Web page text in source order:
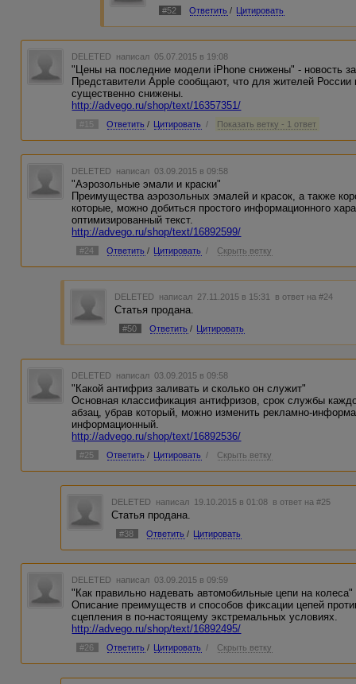
#52 Ответить / Цитировать
DELETED написал 05.07.2015 в 19:08
"Цены на последние модели iPhone снижены" -
Представители Apple сообщают, что для жителей
существенно снижены.
http://advego.ru/shop/text/16357351/
#15 Ответить / Цитировать / Показать ветку - 1 ответ
DELETED написал 03.09.2015 в 09:58
"Аэрозольные эмали и краски"
Преимущества аэрозольных эмалей и красок, а также
которые, можно добиться простого информационного
оптимизированный текст.
http://advego.ru/shop/text/16892599/
#24 Ответить / Цитировать / Скрыть ветку
DELETED написал 27.11.2015 в 15:31 в ответ на #24
Статья продана.
#50 Ответить / Цитировать
DELETED написал 03.09.2015 в 09:58
"Какой антифриз заливать и сколько он служит"
Основная классификация антифризов, срок службы
абзац, убрав который, можно изменить рекламно-
информационный.
http://advego.ru/shop/text/16892536/
#25 Ответить / Цитировать / Скрыть ветку
DELETED написал 19.10.2015 в 01:08 в ответ на #25
Статья продана.
#38 Ответить / Цитировать
DELETED написал 03.09.2015 в 09:59
"Как правильно надевать автомобильные цепи на колеса"
Описание преимуществ и способов фиксации цепей
сцепления в по-настоящему экстремальных условиях.
http://advego.ru/shop/text/16892495/
#26 Ответить / Цитировать / Скрыть ветку